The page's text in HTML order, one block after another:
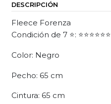
DESCRIPCIÓN
Fleece Forenza
Condición de 7 ⭐: ⭐⭐⭐⭐⭐⭐
Color: Negro
Pecho: 65 cm
Cintura: 65 cm